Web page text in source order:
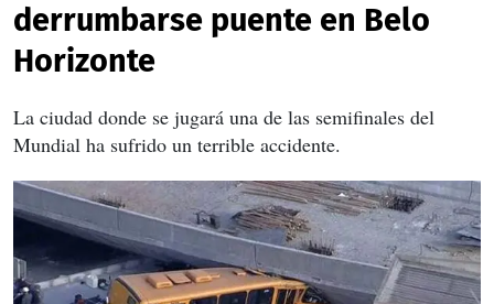
derrumbarse puente en Belo
Horizonte
La ciudad donde se jugará una de las semifinales del
Mundial ha sufrido un terrible accidente.